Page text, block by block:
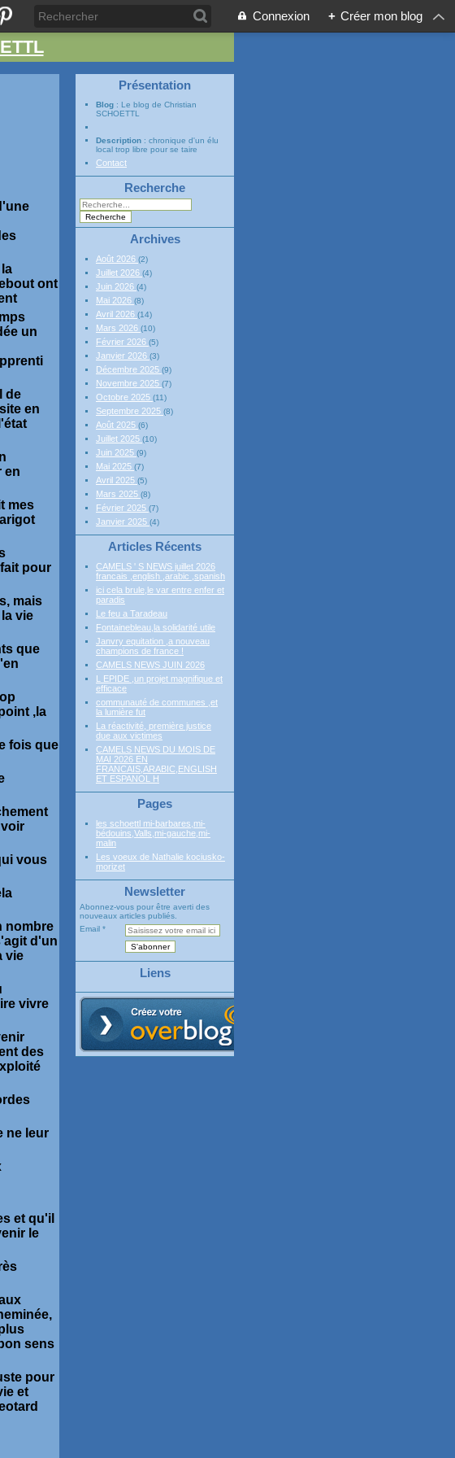
Connexion + Créer mon blog
ont
un
de
en
en
mes
pour
mais
vie
que
,la
fois que
vous
nombre
d'un
vie
vivre
des
ne leur
et qu'il
le
sens
pour
et
Présentation
Blog : Le blog de Christian
SCHOETTL
Description : chronique d'un élu
local trop libre pour se taire
Contact
Recherche
Archives
Août 2026 (2)
Juillet 2026 (4)
Juin 2026 (4)
Mai 2026 (8)
Avril 2026 (14)
Mars 2026 (10)
Février 2026 (5)
Janvier 2026 (3)
Décembre 2025 (9)
Novembre 2025 (7)
Octobre 2025 (11)
Septembre 2025 (8)
Août 2025 (6)
Juillet 2025 (10)
Juin 2025 (9)
Mai 2025 (7)
Avril 2025 (5)
Mars 2025 (8)
Février 2025 (7)
Janvier 2025 (4)
Articles Récents
CAMELS ' S NEWS juillet 2026
francais ,english ,arabic ,spanish
ici cela brule,le var entre enfer et
paradis
Le feu a Taradeau
Fontainebleau,la solidarité utile
Janvry equitation ,a nouveau
champions de france !
CAMELS NEWS JUIN 2026
L EPIDE ,un projet magnifique et
efficace
communauté de communes ,et
la lumière fut
La réactivité, première justice
due aux victimes
CAMELS NEWS DU MOIS DE
MAI 2026 EN
FRANCAIS,ARABIC,ENGLISH
ET ESPANOL H
Pages
les schoettl mi-barbares,mi-
bédouins,Valls,mi-gauche,mi-
malin
Les voeux de Nathalie kociusko-
morizet
Newsletter
Abonnez-vous pour être averti des
nouveaux articles publiés.
Email
Liens